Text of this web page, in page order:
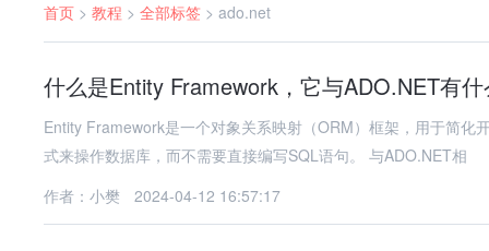
首页 > 教程 > 全部标签 > ado.net
什么是Entity Framework，它与ADO.NET有
Entity Framework是一个对象关系映射（ORM）框架，用于简
式来操作数据库，而不需要直接编写SQL语句。 与ADO.NET相
作者：小樊
2024-04-12 16:57:17